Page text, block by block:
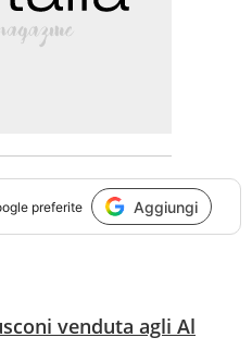
preferite Aggiungi
venduta agli Al